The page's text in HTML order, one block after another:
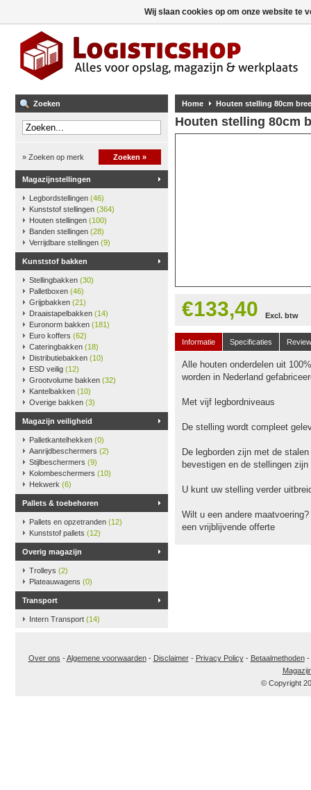
Zoeken
» Zoeken op merk Zoeken »
Magazijnstellingen
Legbordstellingen (46)
Kunststof stellingen (364)
Houten stellingen (100)
Banden stellingen (28)
Verrijdbare stellingen (9)
Kunststof bakken
Stellingbakken (30)
Palletboxen (46)
Grijpbakken (21)
Draaistapelbakken (14)
Euronorm bakken (181)
Euro koffers (62)
Cateringbakken (18)
Distributiebakken (10)
ESD veilig (12)
Grootvolume bakken (32)
Kantelbakken (10)
Overige bakken (3)
Magazijn veiligheid
Palletkantelhekken (0)
Aanrijdbeschermers (2)
Stijlbeschermers (9)
Kolombeschermers (10)
Hekwerk (6)
Pallets & toebehoren
Pallets en opzetranden (12)
Kunststof pallets (12)
Overig magazijn
Trolleys (2)
Plateauwagens (0)
Transport
Intern Transport (14)
Home Houten stelling 80cm
Houten stelling 80cm
€133,40 Excl. btw
Informatie Specificaties
Alle houten onderdelen uit
worden in Nederland
Met vijf legbordniveaus
De stelling wordt compleet
De legborden zijn met de
bevestigen en de stellingen
U kunt uw stelling verder
Wilt u een andere
een vrijblijvende offerte
Over ons -Algemene voorwaarden- Disclaimer- Privacy Policy- Betaalmethoden-
© Copyright
Wij slaan cookies op om onze website te